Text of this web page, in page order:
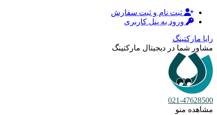
ثبت نام و ثبت سفارش
ورود به پنل کاربری
رایا مارکتینگ
مشاور شما در دیجیتال مارکتینگ
021-47628500
مشاهده منو